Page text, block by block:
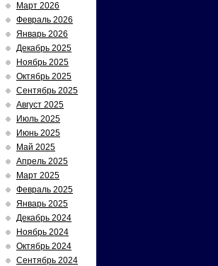
Март 2026
Февраль 2026
Январь 2026
Декабрь 2025
Ноябрь 2025
Октябрь 2025
Сентябрь 2025
Август 2025
Июль 2025
Июнь 2025
Май 2025
Апрель 2025
Март 2025
Февраль 2025
Январь 2025
Декабрь 2024
Ноябрь 2024
Октябрь 2024
Сентябрь 2024